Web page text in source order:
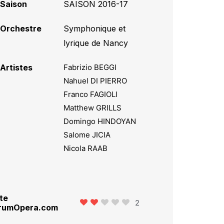
Saison SAISON 2016-17
Orchestre
Symphonique et
lyrique de Nancy
Artistes
Fabrizio BEGGI
Nahuel DI PIERRO
Franco FAGIOLI
Matthew GRILLS
Domingo HINDOYAN
Salome JICIA
Nicola RAAB
2